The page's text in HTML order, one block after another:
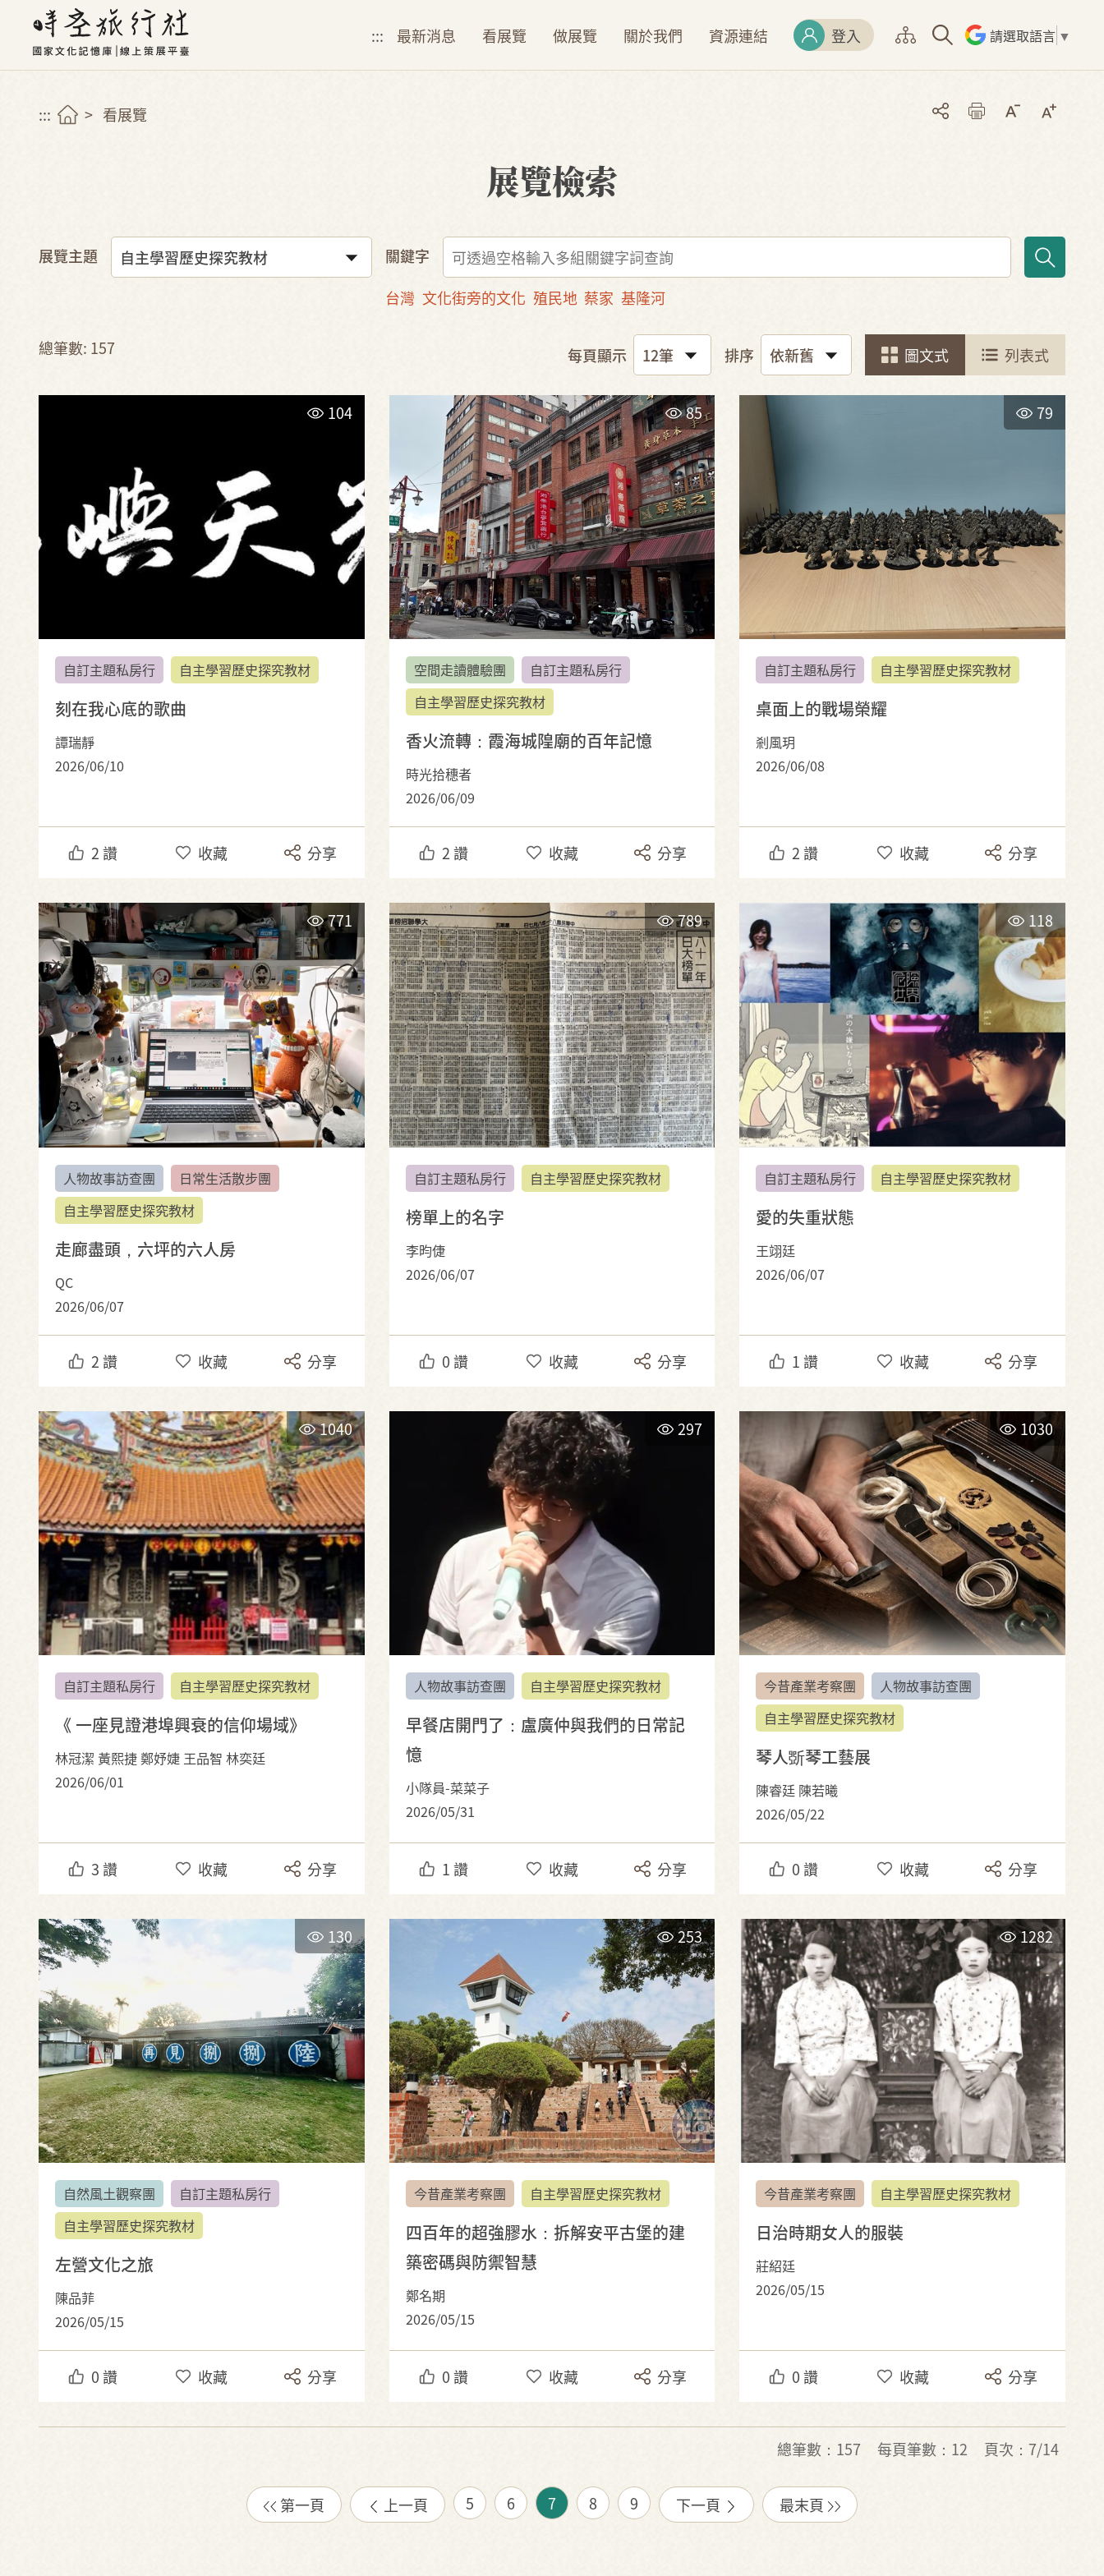
::: 最新消息 看展覽 做展覽 關於我們 資源連結 登入 請選取語言 ▼
::: 看展覽
展覽檢索
展覽主題
關鍵字
台灣 文化街旁的文化 殖民地 蔡家 基隆河
總筆數: 157 每頁顯示 排序 圖文式 列表式
104
自訂主題私房行 自主學習歷史探究教材
刻在我心底的歌曲
譚瑞靜
2026/06/10
2讚 收藏 分享
85
空間走讀體驗團
自訂主題私房行
自主學習歷史探究教材
香火流轉：霞海城隍廟的百年記憶
時光拾穗者
2026/06/09
2讚 收藏 分享
79
自訂主題私房行 自主學習歷史探究教材
桌面上的戰場榮耀
剎風玥
2026/06/08
2讚 收藏 分享
771
人物故事訪查團
日常生活散步團
自主學習歷史探究教材
走廊盡頭，六坪的六人房
QC
2026/06/07
2讚 收藏 分享
789
自訂主題私房行 自主學習歷史探究教材
榜單上的名字
李昀倢
2026/06/07
0讚 收藏 分享
118
自訂主題私房行 自主學習歷史探究教材
愛的失重狀態
王翊廷
2026/06/07
1讚 收藏 分享
1040
自訂主題私房行 自主學習歷史探究教材
《 一座見證港埠興衰的信仰場域》
林冠潔 黃熙捷 鄭妤婕 王品智 林奕廷
2026/06/01
3讚 收藏 分享
297
人物故事訪查團 自主學習歷史探究教材
早餐店開門了：盧廣仲與我們的日常記
憶
小隊員-菜菜子
2026/05/31
1讚 收藏 分享
1030
今昔產業考察團
人物故事訪查團
自主學習歷史探究教材
琴人斲琴工藝展
陳睿廷 陳若曦
2026/05/22
0讚 收藏 分享
130
自然風土觀察團
自訂主題私房行
自主學習歷史探究教材
左營文化之旅
陳品菲
2026/05/15
0讚 收藏 分享
253
今昔產業考察團 自主學習歷史探究教材
四百年的超強膠水：拆解安平古堡的建
築密碼與防禦智慧
鄭名期
2026/05/15
0讚 收藏 分享
1282
今昔產業考察團 自主學習歷史探究教材
日治時期女人的服裝
莊紹廷
2026/05/15
0讚 收藏 分享
總筆數：157 每頁筆數：12 頁次：7/14
第一頁 上一頁 5 6 7 8 9 下一頁 最末頁